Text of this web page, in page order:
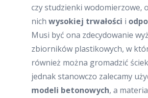
czy studzienki wodomierzowe,
nich wysokiej trwałości i
Musi być ona zdecydowanie
zbiorników plastikowych, w
również można gromadzić
jednak stanowczo zalecamy
modeli betonowych, a